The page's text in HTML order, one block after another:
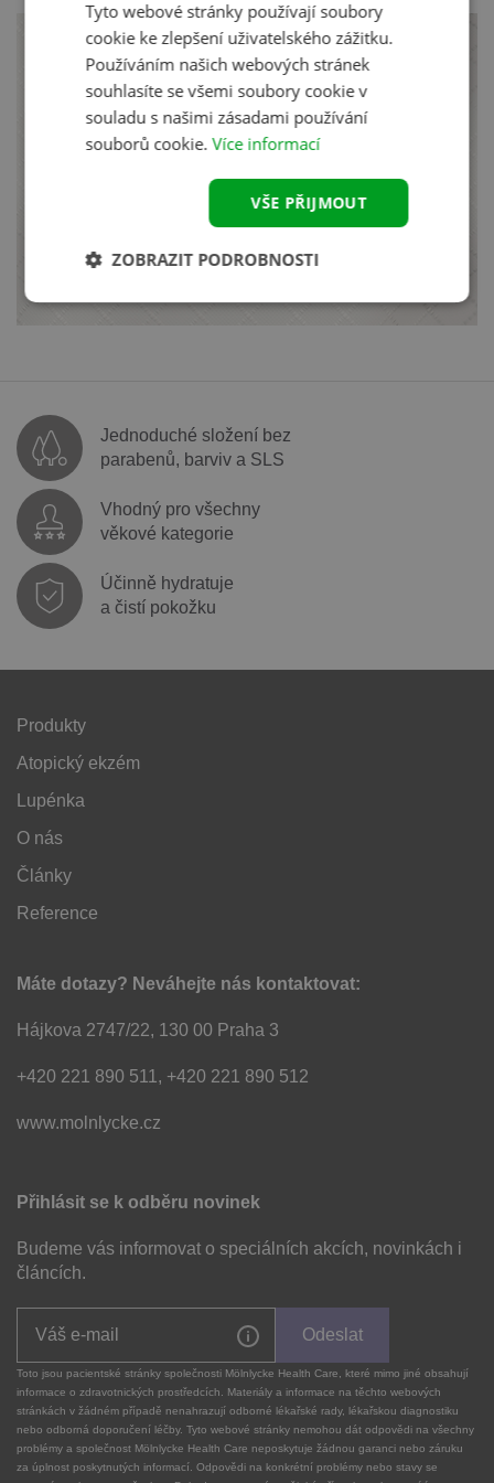
Akce a novinky na e-mail
Aby vám nic neuniklo.
Jednoduché složení bez
parabenů, barviv a SLS
Vhodný pro všechny
věkové kategorie
Účinně hydratuje
a čistí pokožku
Produkty
Atopický ekzém
Lupénka
O nás
Články
Reference
Máte dotazy? Neváhejte nás kontaktovat:
Hájkova 2747/22, 130 00 Praha 3
+420 221 890 511, +420 221 890 512
www.molnlycke.cz
Přihlásit se k odběru novinek
Budeme vás informovat o speciálních akcích, novinkách i
článcích.
Odeslat
Toto jsou pacientské stránky společnosti Mölnlycke Health Care, které mimo jiné obsahují
informace o zdravotnických prostředcích. Materiály a informace na těchto webových
stránkách v žádném případě nenahrazují odborné lékařské rady, lékařskou diagnostiku
nebo odborná doporučení léčby. Tyto webové stránky nemohou dát odpovědi na všechny
problémy a společnost Mölnlycke Health Care neposkytuje žádnou garanci nebo záruku
za úplnost poskytnutých informací. Odpovědi na konkrétní problémy nebo stavy se
Tyto webové stránky používají soubory
cookie ke zlepšení uživatelského zážitku.
Používáním našich webových stránek
souhlasíte se všemi soubory cookie v
souladu s našimi zásadami používání
souborů cookie.Více informací
VŠE PŘIJMOUT
ZOBRAZIT PODROBNOSTI